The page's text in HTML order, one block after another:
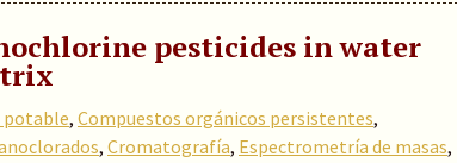
pesticides in water
potable, Compuestos orgánicos persistentes,
, Cromatografía, Espectrometría de masas,